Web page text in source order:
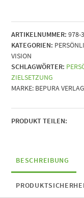
ARTIKELNUMMER: 978-
KATEGORIEN:
VISION
SCHLAGWÖRTER:
ZIELSETZUNG
MARKE: BEPURA VERLAG
PRODUKT TEILEN:
BESCHREIBUNG